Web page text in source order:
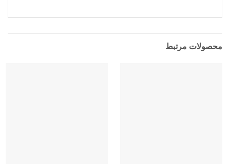
محصولات مرتبط